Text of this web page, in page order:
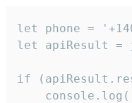
let phone =
let apiResult =
if